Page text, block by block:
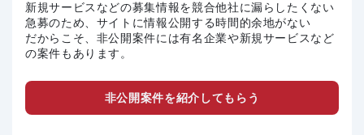
新規サービスなどの募集情報を競合他社に漏らしたくない
急募のため、サイトに情報公開する時間的余地がない
だからこそ、非公開案件には有名企業や新規サービスなど
の案件もあります。
非公開案件を紹介してもらう